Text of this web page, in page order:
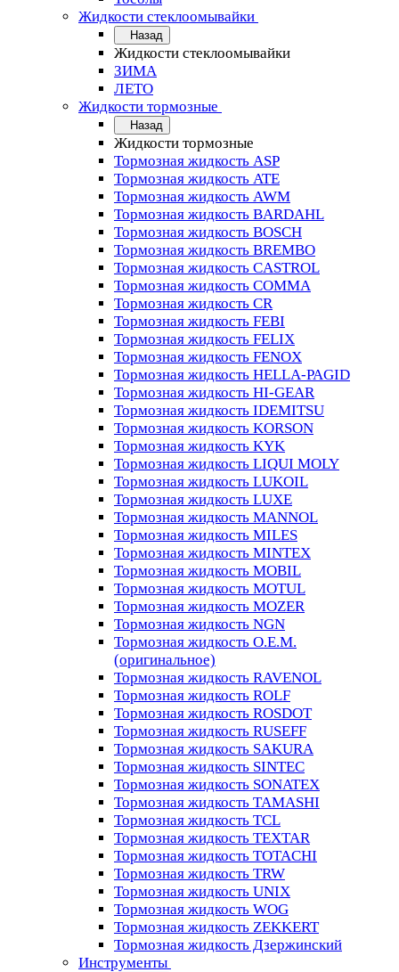
Жидкости стеклоомывайки
Назад
Жидкости стеклоомывайки
ЗИМА
ЛЕТО
Жидкости тормозные
Назад
Жидкости тормозные
Тормозная жидкость ASP
Тормозная жидкость ATE
Тормозная жидкость AWM
Тормозная жидкость BARDAHL
Тормозная жидкость BOSCH
Тормозная жидкость BREMBO
Тормозная жидкость CASTROL
Тормозная жидкость COMMA
Тормозная жидкость CR
Тормозная жидкость FEBI
Тормозная жидкость FELIX
Тормозная жидкость FENOX
Тормозная жидкость HELLA-PAGID
Тормозная жидкость HI-GEAR
Тормозная жидкость IDEMITSU
Тормозная жидкость KORSON
Тормозная жидкость KYK
Тормозная жидкость LIQUI MOLY
Тормозная жидкость LUKOIL
Тормозная жидкость LUXE
Тормозная жидкость MANNOL
Тормозная жидкость MILES
Тормозная жидкость MINTEX
Тормозная жидкость MOBIL
Тормозная жидкость MOTUL
Тормозная жидкость MOZER
Тормозная жидкость NGN
Тормозная жидкость O.E.M.
(оригинальное)
Тормозная жидкость RAVENOL
Тормозная жидкость ROLF
Тормозная жидкость ROSDOT
Тормозная жидкость RUSEFF
Тормозная жидкость SAKURA
Тормозная жидкость SINTEC
Тормозная жидкость SONATEX
Тормозная жидкость TAMASHI
Тормозная жидкость TCL
Тормозная жидкость TEXTAR
Тормозная жидкость TOTACHI
Тормозная жидкость TRW
Тормозная жидкость UNIX
Тормозная жидкость WOG
Тормозная жидкость ZEKKERT
Тормозная жидкость Дзержинский
Инструменты